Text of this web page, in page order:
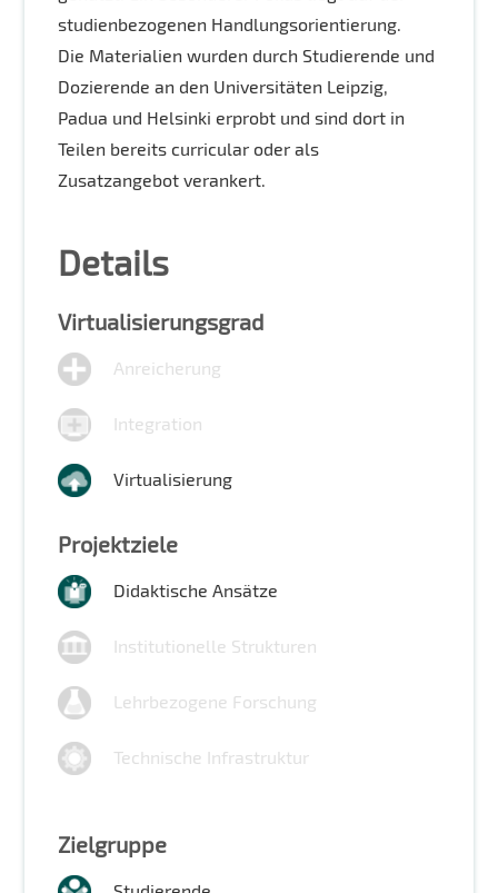
studienbezogenen Handlungsorientierung.
Die Materialien wurden durch Studierende und
Dozierende an den Universitäten Leipzig,
Padua und Helsinki erprobt und sind dort in
Teilen bereits curricular oder als
Zusatzangebot verankert.
Details
Virtualisierungsgrad
Anreicherung
Integration
Virtualisierung
Projektziele
Didaktische Ansätze
Institutionelle Strukturen
Lehrbezogene Forschung
Technische Infrastruktur
Zielgruppe